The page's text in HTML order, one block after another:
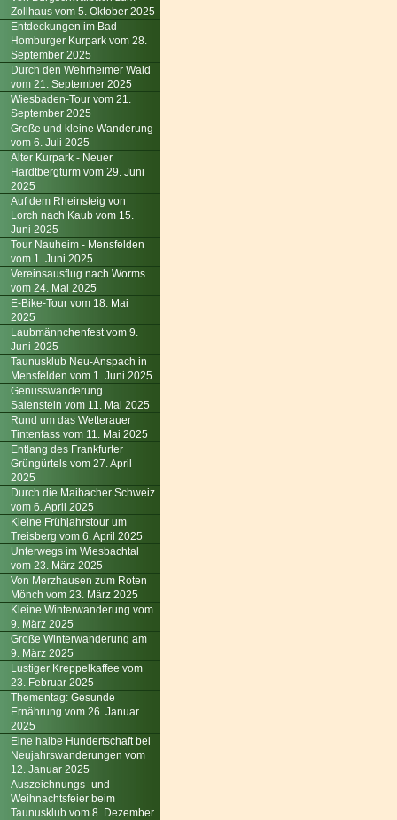
Zollhaus vom 5. Oktober 2025
Entdeckungen im Bad
Homburger Kurpark vom 28.
September 2025
Durch den Wehrheimer Wald
vom 21. September 2025
Wiesbaden-Tour vom 21.
September 2025
Große und kleine Wanderung
vom 6. Juli 2025
Alter Kurpark - Neuer
Hardtbergturm vom 29. Juni
2025
Auf dem Rheinsteig von
Lorch nach Kaub vom 15.
Juni 2025
Tour Nauheim - Mensfelden
vom 1. Juni 2025
Vereinsausflug nach Worms
vom 24. Mai 2025
E-Bike-Tour vom 18. Mai
2025
Laubmännchenfest vom 9.
Juni 2025
Taunusklub Neu-Anspach in
Mensfelden vom 1. Juni 2025
Genusswanderung
Saienstein vom 11. Mai 2025
Rund um das Wetterauer
Tintenfass vom 11. Mai 2025
Entlang des Frankfurter
Grüngürtels vom 27. April
2025
Durch die Maibacher Schweiz
vom 6. April 2025
Kleine Frühjahrstour um
Treisberg vom 6. April 2025
Unterwegs im Wiesbachtal
vom 23. März 2025
Von Merzhausen zum Roten
Mönch vom 23. März 2025
Kleine Winterwanderung vom
9. März 2025
Große Winterwanderung am
9. März 2025
Lustiger Kreppelkaffee vom
23. Februar 2025
Thementag: Gesunde
Ernährung vom 26. Januar
2025
Eine halbe Hundertschaft bei
Neujahrswanderungen vom
12. Januar 2025
Auszeichnungs- und
Weihnachtsfeier beim
Taunusklub vom 8. Dezember